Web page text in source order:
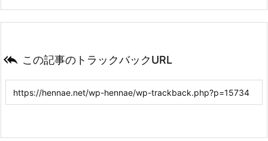
 この記事のトラックバックURL